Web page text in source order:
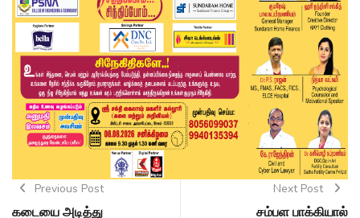
Previous Post
கடையை அடித்து
Next Post
சம்பள பாக்கியால்